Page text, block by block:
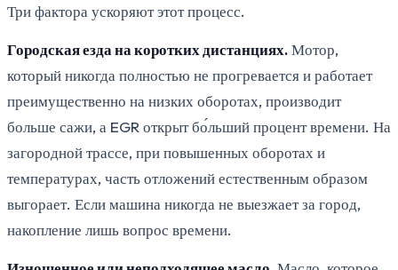
Три фактора ускоряют этот процесс.
Городская езда на коротких дистанциях.Мотор,
который никогда полностью не прогревается и работает
преимущественно на низких оборотах, производит
больше сажи, а EGR открыт бо́льший процент времени. На
загородной трассе, при повышенных оборотах и
температурах, часть отложений естественным образом
выгорает. Если машина никогда не выезжает за город,
накопление лишь вопрос времени.